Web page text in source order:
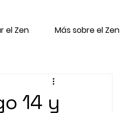
el Zen Más sobre el Zen
14 y